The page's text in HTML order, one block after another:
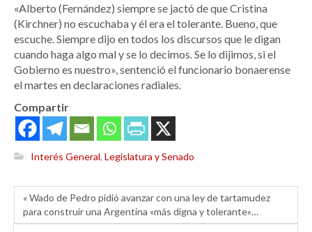
«Alberto (Fernández) siempre se jactó de que Cristina
(Kirchner) no escuchaba y él era el tolerante. Bueno, que
escuche. Siempre dijo en todos los discursos que le digan
cuando haga algo mal y se lo decimos. Se lo dijimos, si el
Gobierno es nuestro», sentenció el funcionario bonaerense
el martes en declaraciones radiales.
Compartir
Interés General, Legislatura y Senado
« Wado de Pedro pidió avanzar con una ley de tartamudez
para construir una Argentina «más digna y tolerante»…